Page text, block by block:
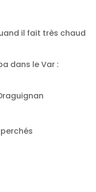
il fait très chaud
dans le Var :